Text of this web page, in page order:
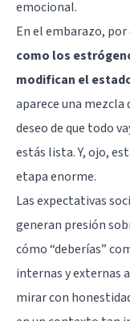
emocional.
En el embarazo,
como los
modifican el
aparece una mezcla
deseo de que todo
estás lista. Y, ojo,
etapa enorme.
Las expectativas
generan presión
cómo “deberías”
internas y externas
mirar con